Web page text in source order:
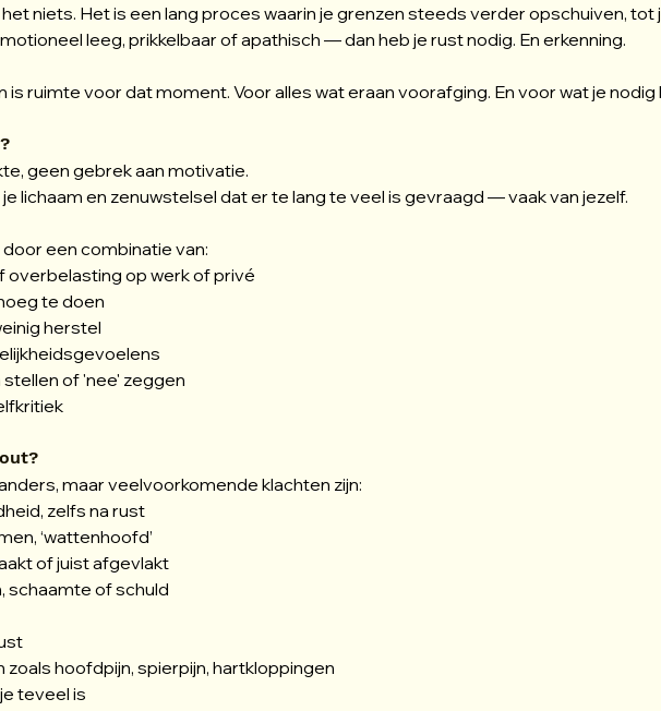
niets. Het is een lang proces waarin je grenzen steeds verder opschuiven,
leeg, prikkelbaar of apathisch — dan heb je rust nodig. En erkenning.
is ruimte voor dat moment. Voor alles wat eraan voorafging. En voor wat je
geen gebrek aan motivatie.
lichaam en zenuwstelsel dat er te lang te veel is gevraagd — vaak van jezelf.
een combinatie van:
overbelasting op werk of privé
te doen
herstel
of 'nee' zeggen
maar veelvoorkomende klachten zijn:
zelfs na rust
‘wattenhoofd’
of juist afgevlakt
schaamte of schuld
zoals hoofdpijn, spierpijn, hartkloppingen
teveel is